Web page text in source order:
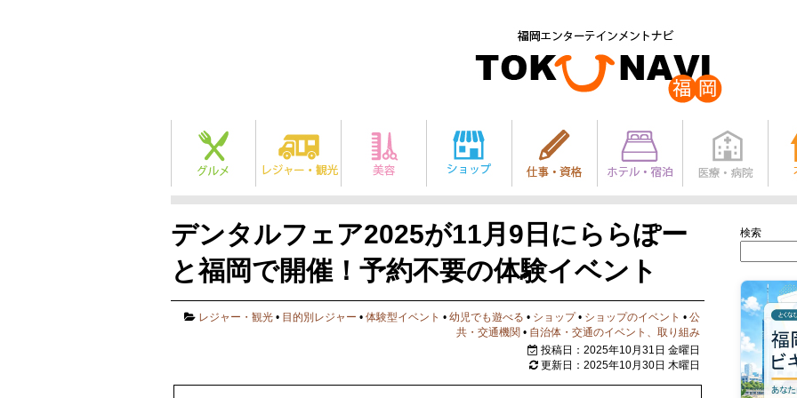
デンタルフェア2025が11月9日にららぽー
と福岡で開催！予約不要の体験イベント
レジャー・観光 • 目的別レジャー • 体験型イベント • 幼児でも遊べる • ショップ• ショップのイベント • 公
共・交通機関 • 自治体・交通のイベント、取り組み
投稿日：2025年10月31日 金曜日
更新日：2025年10月30日 木曜日
検索